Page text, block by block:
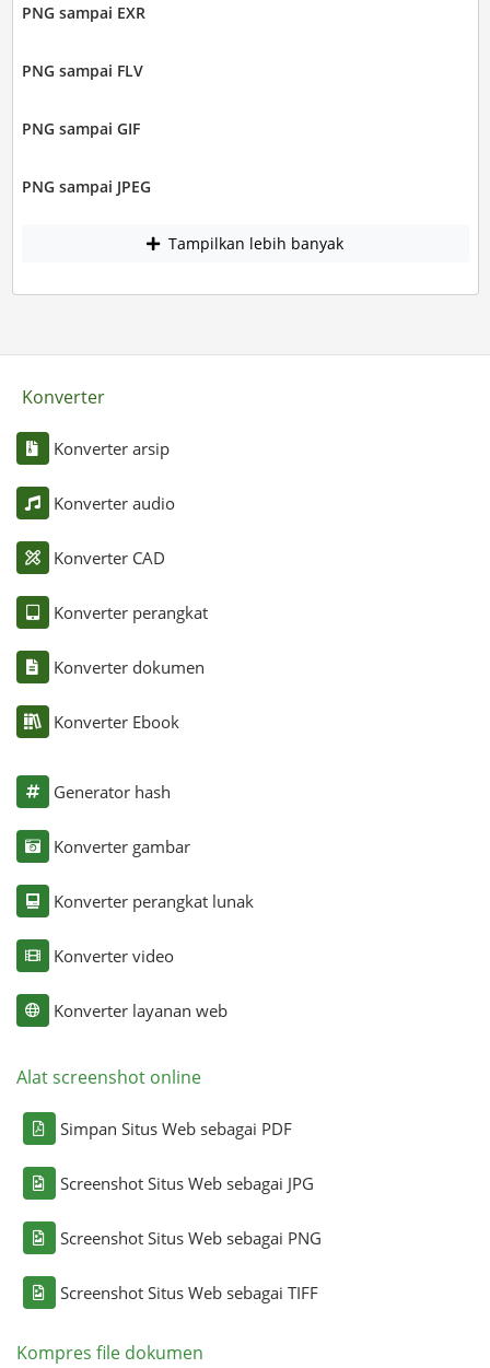
PNG sampai EXR
PNG sampai FLV
PNG sampai GIF
PNG sampai JPEG
Tampilkan lebih banyak
Konverter
Konverter arsip
Konverter audio
Konverter CAD
Konverter perangkat
Konverter dokumen
Konverter Ebook
Generator hash
Konverter gambar
Konverter perangkat lunak
Konverter video
Konverter layanan web
Alat screenshot online
Simpan Situs Web sebagai PDF
Screenshot Situs Web sebagai JPG
Screenshot Situs Web sebagai PNG
Screenshot Situs Web sebagai TIFF
Kompres file dokumen